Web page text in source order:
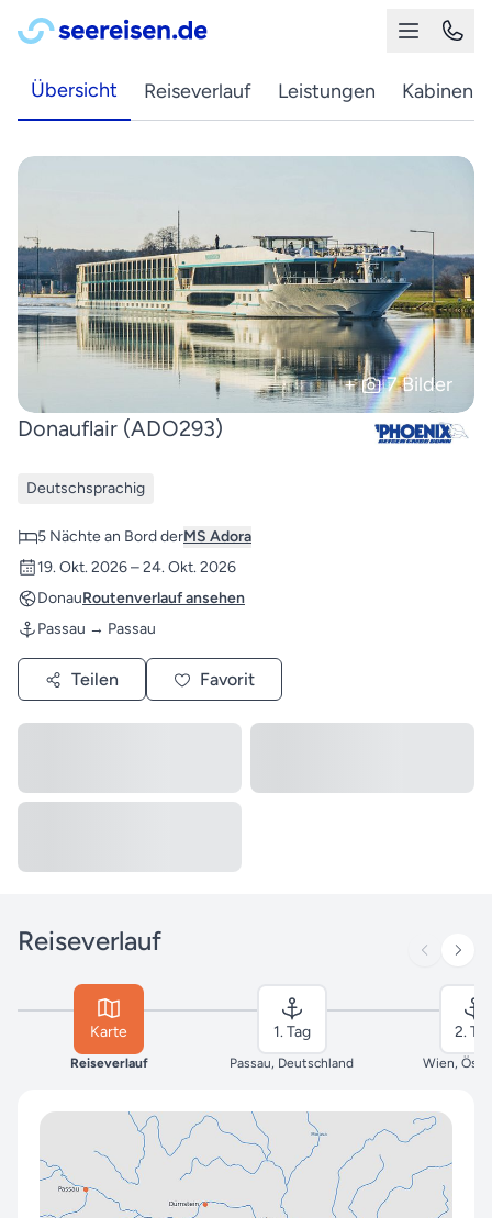
Übersicht Reiseverlauf Leistungen Kabinen
+ 7 Bilder
Donauflair (ADO293)
Deutschsprachig
5 Nächte an Bord derMS Adora
19. Okt. 2026 – 24. Okt. 2026
DonauRoutenverlauf ansehen
Passau → Passau
Teilen Favorit
Reiseverlauf
Karte
Reiseverlauf
1. Tag
Passau, Deutschland
2.
Wien,